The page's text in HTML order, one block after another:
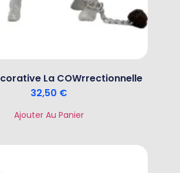
La COWrrectionnelle
32,50 €
Ajouter Au Panier